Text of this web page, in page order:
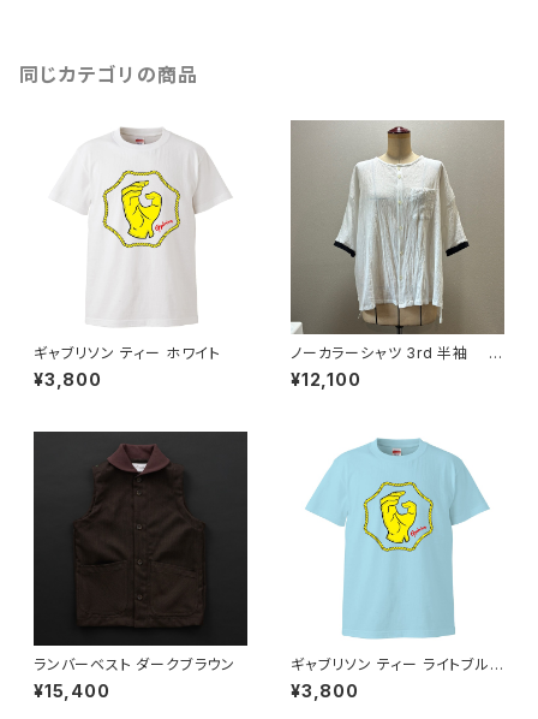
同じカテゴリの商品
ギャブリソン ティー ホワイト
¥3,800
ノーカラーシャツ 3rd 半袖 白
×黒
¥12,100
ランバーベスト ダークブラウン
¥15,400
ギャブリソン ティー ライトブル
ー
¥3,800